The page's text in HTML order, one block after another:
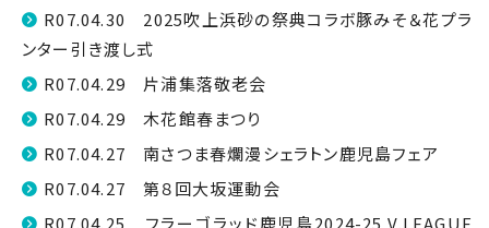
R07.04.30 2025吹上浜砂の祭典コラボ豚みそ＆花プラ
ンター引き渡し式
R07.04.29 片浦集落敬老会
R07.04.29 木花館春まつり
R07.04.27 南さつま春爛漫シェラトン鹿児島フェア
R07.04.27 第８回大坂運動会
R07.04.25 フラーゴラッド鹿児島2024-25 V.LEAGUE